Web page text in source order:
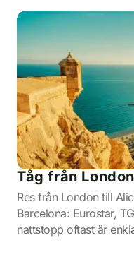
Tåg från
Res från London till
Barcelona: Eurostar,
nattstopp oftast är